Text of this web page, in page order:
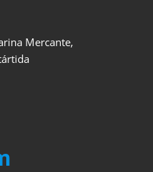
Mercante,